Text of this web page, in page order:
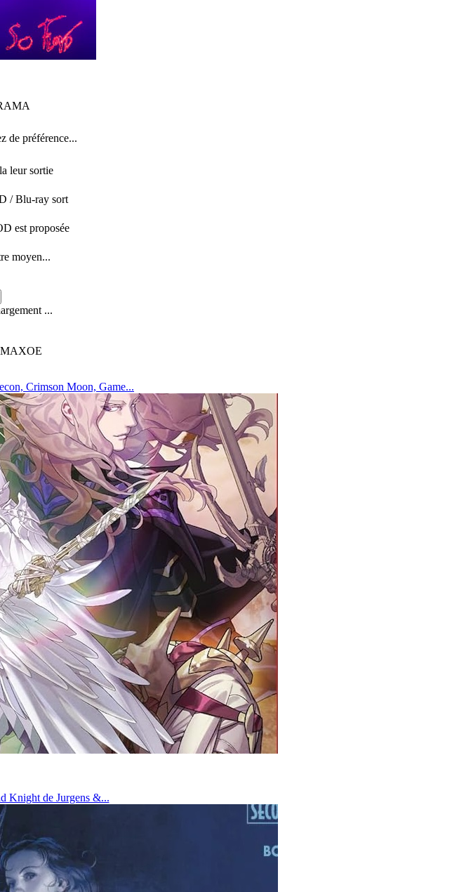
de préférence...
leur sortie
/ Blu-ray sort
est proposée
moyen...
...
Crimson Moon, Game...
Knight de Jurgens &...